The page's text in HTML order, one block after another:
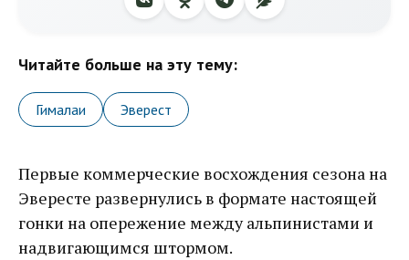
Читайте больше на эту тему:
Гималаи Эверест
Первые коммерческие восхождения сезона на
Эвересте развернулись в формате настоящей
гонки на опережение между альпинистами и
надвигающимся штормом.